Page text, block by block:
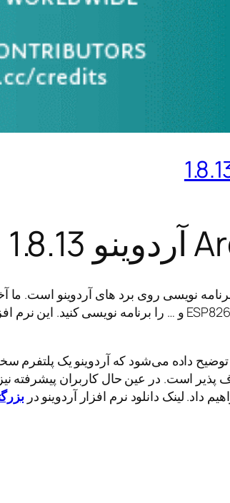
توضیح داده می‌شود که آردوینو یک
پذیر است. در عین حال کاربران پیشرفته
داد. لینک دانلود نرم افزار آردوینو در